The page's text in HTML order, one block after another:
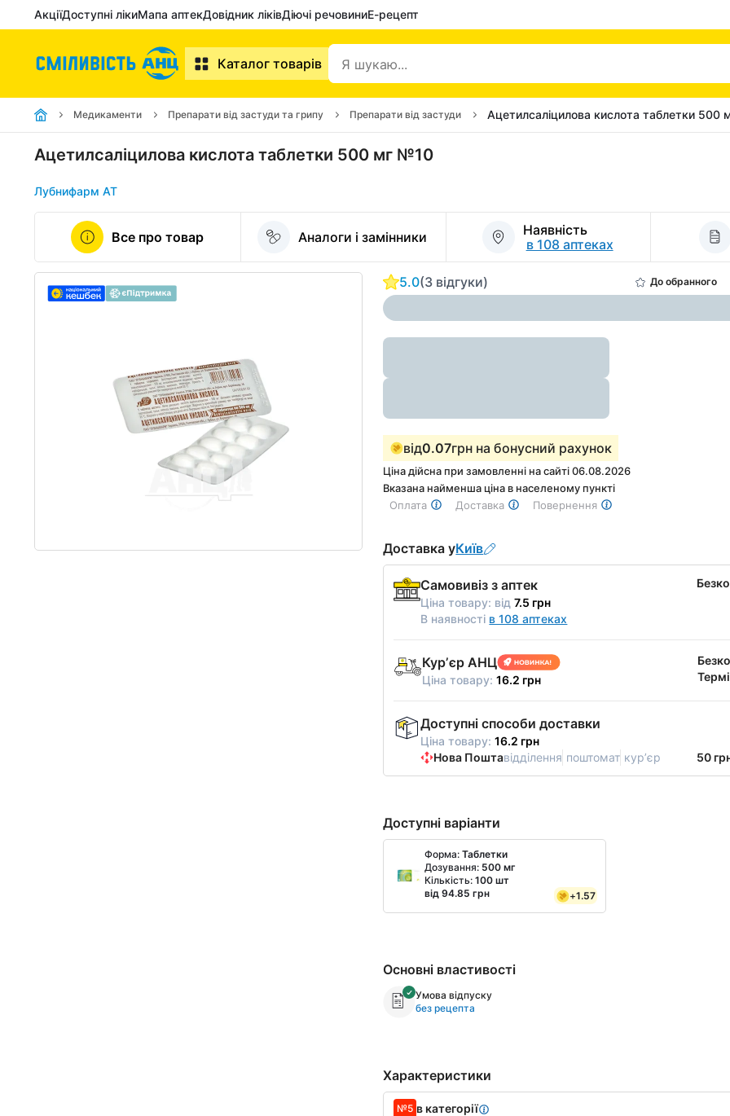
АкціїДоступні лікиМапа аптекДовідник ліківДіючі речовиниЕ-рецепт
Каталог товарів
Медикаменти Препарати від застуди та грипу Препарати від застуди Ацетилсаліцилова кислота таблетки 500
Ацетилсаліцилова кислота таблетки 500 мг №10
Лубнифарм АТ
Все про товар Аналоги і замінники
Наявність
в 108 аптеках
5.0(3 відгуки) До обранного
від0.07грн на бонусний рахунок
Ціна дійсна при замовленні на сайті 06.08.2026
Вказана найменша ціна в населеному пункті
Оплата
Доставка Повернення
Доставка уКиїв
Самовивіз з аптек
Ціна товару: від 7.5 грн
В наявності в 108 аптеках
Курʼєр АНЦ
Ціна товару:16.2 грн
Доступні способи доставки
Ціна товару:16.2 грн
Нова Поштавідділення поштомат курʼєр 50
Доступні варіанти
Форма:Таблетки
Дозування: 500 мг
Кількість:100 шт
від 94.85 грн
+1.57
Основні властивості
Умова відпуску
без рецепта
Характеристики
№5 в категорії